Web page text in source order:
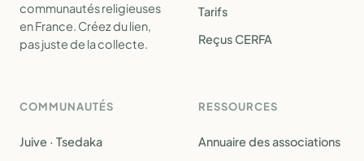
communautés religieuses
en France. Créez du lien,
pas juste de la collecte.
Tarifs
Reçus CERFA
COMMUNAUTÉS
Juive · Tsedaka
RESSOURCES
Annuaire des associations